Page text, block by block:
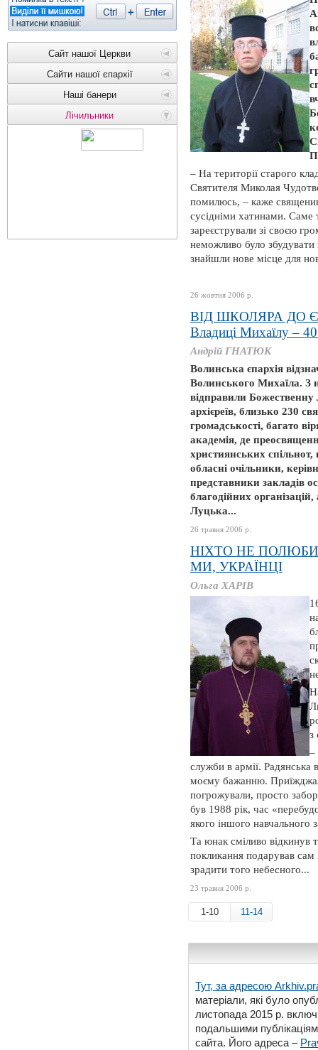
Сайт нашої Церкви
Сайти нашої єпархії
Наші банери
Лічильники
– На території старого
Святителя Миколая
помилюсь, – каже
сусідніми хатинами. Саме
зареєстрували зі своєю
неможливо було
знайшли нове місце для
26 жовтня 2006 р.
ВІД ШКОЛЯРА ДО
Владиці Михаїлу – 40
Андрій ГНАТЮК
Волинська єпархія
Волинського Михаїла. З
відправили Божественну
архієреїв, близько 230
громадськості, багато
академія, де
християнських
обласні очільники,
представники закладів
благодійних
Луцька...
26 травня 2006 р.
НІХТО НЕ
МИ, УКРАЇНЦІ
Ольга ХАРІВ
з
–
служби в армії. Радянська
моєму бажанню.
погрожували, просто
був 1988 рік, час
якого іншого навчального
Та юнак сміливо відкинув
покликання подарував сам
зрадити того небесного...
23 травня 2006 р.
1-10 11-14
Тут, за адресою
матеріали, які було
листопада 2015 р.
подальшими
сайта. Його адреса –